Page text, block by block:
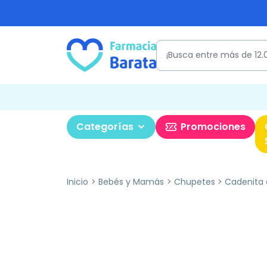
Categorías Promociones
Inicio Bebés y Mamás Chupetes Cadenita